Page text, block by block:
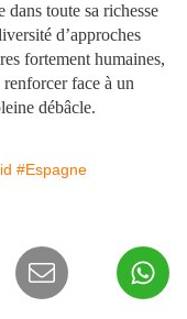
toute sa richesse
d’approches
fortement humaines,
face à un
débâcle.
#Espagne